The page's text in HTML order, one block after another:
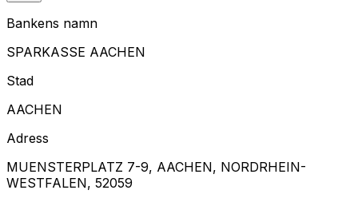
Bankens namn
SPARKASSE AACHEN
Stad
AACHEN
Adress
MUENSTERPLATZ 7-9, AACHEN, NORDRHEIN-
WESTFALEN, 52059